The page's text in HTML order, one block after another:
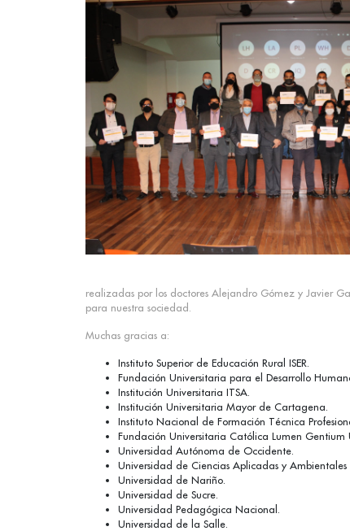
realizadas por los doctores Alejandro Gómez y Javier
para nuestra sociedad.
Muchas gracias a:
Instituto Superior de Educación Rural ISER.
Fundación Universitaria para el Desarrollo
Institución Universitaria ITSA.
Institución Universitaria Mayor de Cartagena.
Instituto Nacional de Formación Técnica
Fundación Universitaria Católica Lumen Gentium
Universidad Autónoma de Occidente.
Universidad de Ciencias Aplicadas y Ambientales
Universidad de Nariño.
Universidad de Sucre.
Universidad Pedagógica Nacional.
Universidad de la Salle.